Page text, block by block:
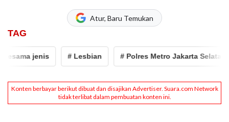
Atur, Baru Temukan
TAG
jenis # Lesbian # Polres Metro Jakarta Selatan